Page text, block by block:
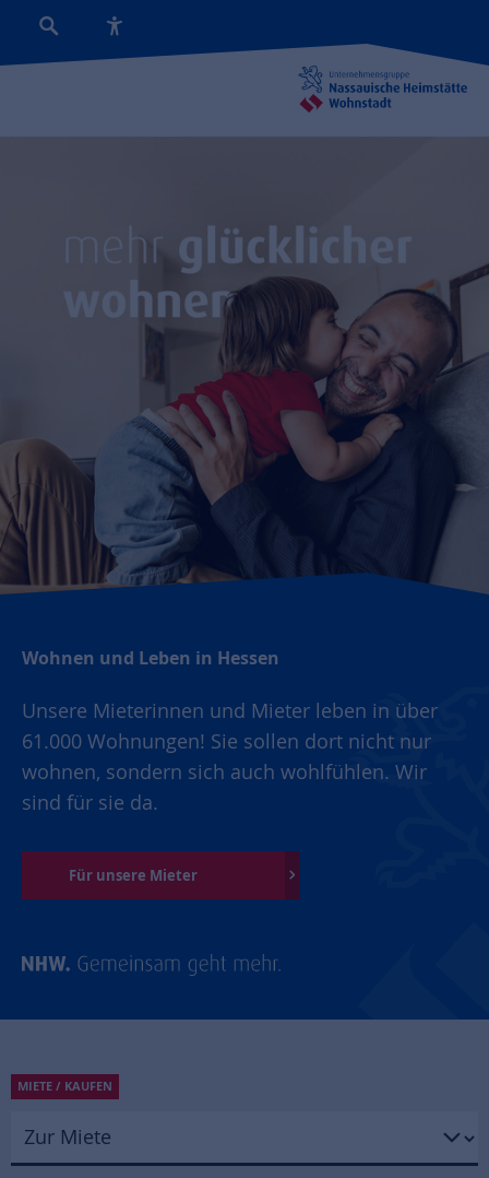
Wohnen und Leben in Hessen
Unsere Mieterinnen und Mieter leben in über
61.000 Wohnungen! Sie sollen dort nicht nur
wohnen, sondern sich auch wohlfühlen. Wir
sind für sie da.
Für unsere Mieter
MIETE / KAUFEN